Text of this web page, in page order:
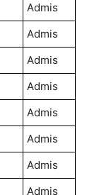
Admis
Admis
Admis
Admis
Admis
Admis
Admis
Admis